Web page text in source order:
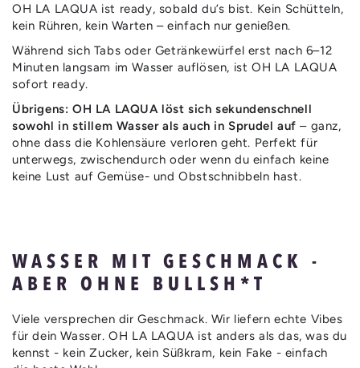
OH LA LAQUA ist ready, sobald du’s bist. Kein Schütteln,
kein Rühren, kein Warten – einfach nur genießen.
Während sich Tabs oder Getränkewürfel erst nach 6–12
Minuten langsam im Wasser auflösen, ist OH LA LAQUA
sofort ready.
Übrigens: OH LA LAQUA löst sich sekundenschnell
sowohl in stillem Wasser als auch in Sprudel auf – ganz,
ohne dass die Kohlensäure verloren geht. Perfekt für
unterwegs, zwischendurch oder wenn du einfach keine
keine Lust auf Gemüse- und Obstschnibbeln hast.
WASSER MIT GESCHMACK -
ABER OHNE BULLSH*T
Viele versprechen dir Geschmack. Wir liefern echte Vibes
für dein Wasser. OH LA LAQUA ist anders als das, was du
kennst - kein Zucker, kein Süßkram, kein Fake - einfach